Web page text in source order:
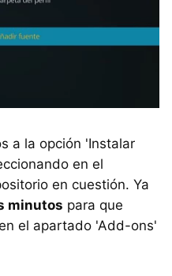
a la opción 'Instalar
en el
en cuestión. Ya
minutos para que
el apartado 'Add-ons'